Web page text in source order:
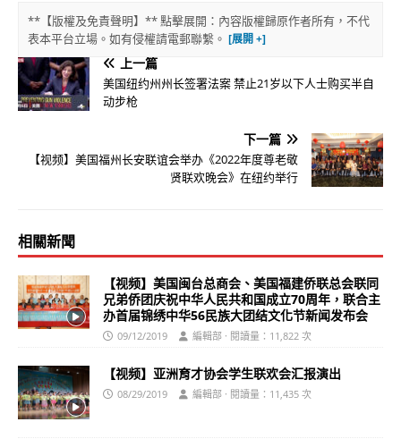
**【版權及免責聲明】** 點擊展開：內容版權歸原作者所有，不代
表本平台立場。如有侵權請電郵聯繫。
上一篇
美国纽约州州长签署法案 禁止21岁以下人士购买半自
动步枪
下一篇
【视频】美国福州长安联谊会举办《2022年度尊老敬
贤联欢晚会》在纽约举行
相關新聞
【视频】美国闽台总商会、美国福建侨联总会联同
兄弟侨团庆祝中华人民共和国成立70周年，联合主
办首届锦绣中华56民族大团结文化节新闻发布会
09/12/2019 編輯部 · 閱讀量：11,822 次
【视频】亚洲育才协会学生联欢会汇报演出
08/29/2019 編輯部 · 閱讀量：11,435 次